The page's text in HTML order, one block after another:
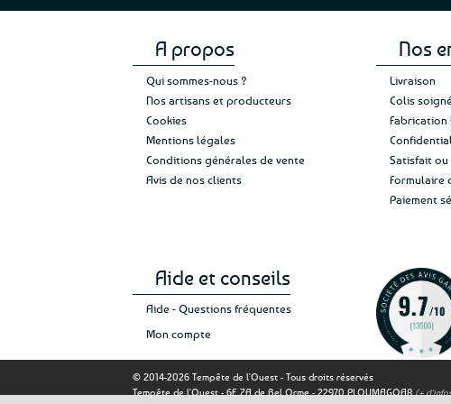
produit
A propos
Qui sommes-nous ?
Nos artisans et producteurs
Cookies
Mentions légales
Conditions générales de vente
Avis de nos clients
Nos
Livraison
Colis
Satisfait
Formulaire
Paiement
Aide et conseils
Aide - Questions fréquentes
Mon compte
© 2014-2026 Tempête de l'Ouest - Tous droits réservés
Tempête de l'Ouest - 6E ZA de Bel Orme - 22970 PLOUMAGOAR (+